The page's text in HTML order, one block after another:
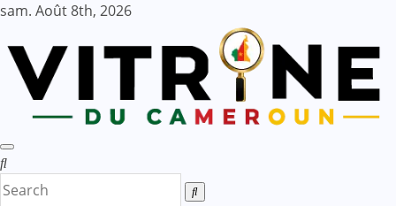
Skip
content
sam. Août 8th, 2026